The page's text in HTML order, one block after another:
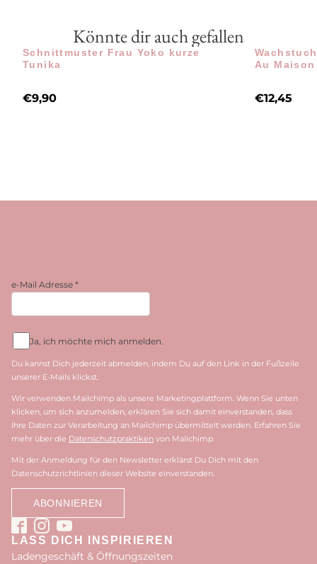
Könnte dir auch gefallen
Schnittmuster Frau Yoko kurze
Tunika
€9,90
Au Maison
€12,45
e-Mail Adresse *
Ja, ich möchte mich anmelden.
Du kannst Dich jederzeit abmelden, indem Du auf den Link in der Fußzeile
unserer E-Mails klickst.
Wir verwenden Mailchimp als unsere Marketingplattform. Wenn Sie unten
klicken, um sich anzumelden, erklären Sie sich damit einverstanden, dass
Ihre Daten zur Verarbeitung an Mailchimp übermittelt werden. Erfahren Sie
mehr über die Datenschutzpraktiken von Mailchimp.
Mit der Anmeldung für den Newsletter erklärst Du Dich mit den
Datenschutzrichtlinien dieser Website einverstanden.
LASS DICH INSPIRIEREN
Ladengeschäft & Öffnungszeiten